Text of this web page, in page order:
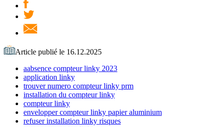
Article publié le 16.12.2025
aabsence compteur linky 2023
application linky
trouver numero compteur linky prm
installation du compteur linky
compteur linky
envelopper compteur linky papier aluminium
refuser installation linky risques